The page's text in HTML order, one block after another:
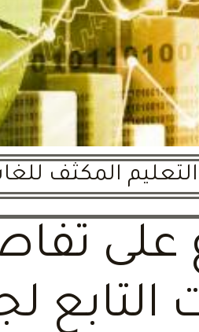
التعليم المكثف